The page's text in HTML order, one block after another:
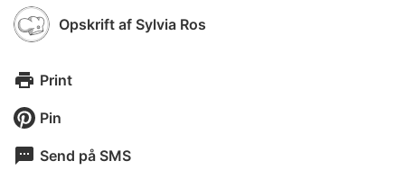
Opskrift af Sylvia Ros
Print
Pin
Send på SMS